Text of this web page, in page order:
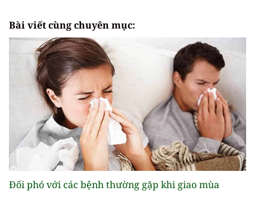
Bài viết cùng chuyên mục:
Ðối phó với các bệnh thường gặp khi giao mùa